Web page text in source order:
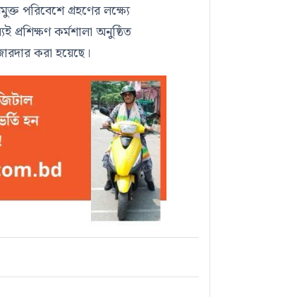
পরিবেশে গ্রহণের লক্ষ্যে
প্রশিক্ষণ কর্মশালা অনুষ্ঠিত
করা হয়েছে।